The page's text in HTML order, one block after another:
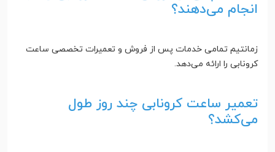
انجام می‌دهند؟
زمانتیم تمامی خدمات پس از فروش و تعمیرات تخصصی ساعت
کرونابی را ارائه می‌دهد.
تعمیر ساعت کرونابی چند روز طول
می‌کشد؟